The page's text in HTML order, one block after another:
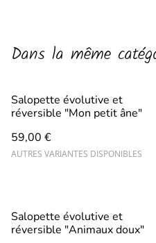
Dans la même
Salopette évolutive et
réversible "Mon petit âne"
59,00 €
AUTRES VARIANTES DISPONIBLES
Salopette évolutive et
réversible "Animaux doux"